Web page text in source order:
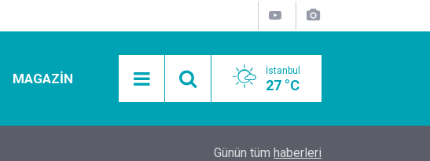
MAGAZIN İstanbul
27 °C
Mobil Araçlarla Hayır Lokması Dağıtımının
Günün tüm haberleri